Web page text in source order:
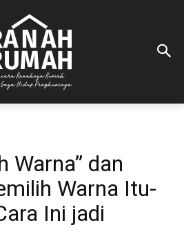
Warna” dan
Warna Itu-
Ini jadi